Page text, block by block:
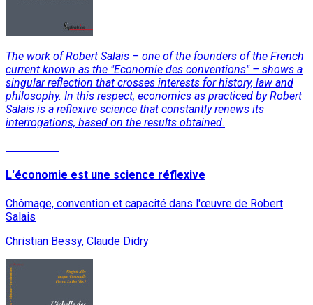
The work of Robert Salais – one of the founders of the French
current known as the "Economie des conventions" – shows a
singular reflection that crosses interests for history, law and
philosophy. In this respect, economics as practiced by Robert
Salais is a reflexive science that constantly renews its
interrogations, based on the results obtained.
L'économie est une science réflexive
Chômage, convention et capacité dans l'œuvre de Robert
Salais
Christian Bessy, Claude Didry